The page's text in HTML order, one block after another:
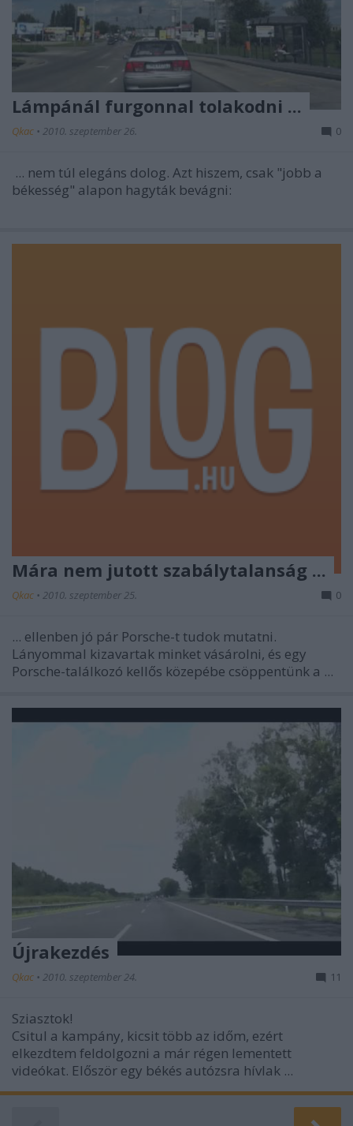
Lámpánál furgonnal tolakodni ...
Qkac • 2010. szeptember 26. 0
... nem túl elegáns dolog. Azt hiszem, csak "jobb a
békesség" alapon hagyták bevágni:
Mára nem jutott szabálytalanság ...
Qkac • 2010. szeptember 25. 0
... ellenben jó pár Porsche-t tudok mutatni.
Lányommal kizavartak minket vásárolni, és egy
Porsche-találkozó kellős közepébe csöppentünk a ...
Újrakezdés
Qkac • 2010. szeptember 24. 11
Sziasztok!
Csitul a kampány, kicsit több az időm, ezért
elkezdtem feldolgozni a már régen lementett
videókat. Először egy békés autózsra hívlak ...